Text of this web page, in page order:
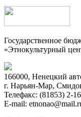
Государственное
«Этнокультурный
166000, Ненецкий
г. Нарьян-Мар,
Телефакс: (81853) 2-
E-mail: